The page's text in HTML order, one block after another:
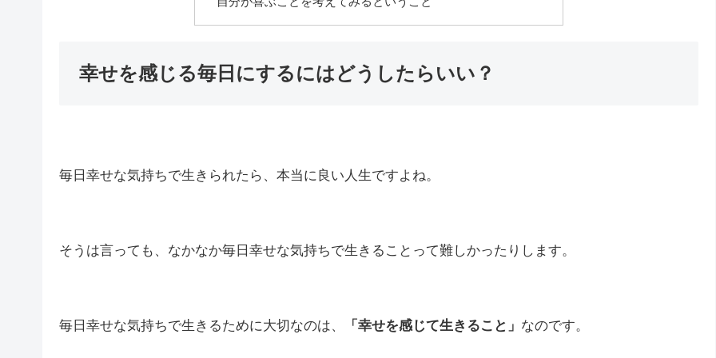
幸せを感じる毎日にするにはどうしたらいい？
毎日幸せな気持ちで生きられたら、本当に良い人生ですよね。
そうは言っても、なかなか毎日幸せな気持ちで生きることって難しかったりします。
毎日幸せな気持ちで生きるために大切なのは、 「幸せを感じて生きること」 なのです。